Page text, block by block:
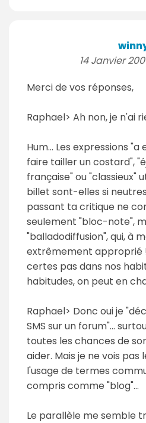
14 Janvier
Merci de vos réponses,
Raphael> Ah non, je n'ai
Hum... Les expressions
faire tailler un costard",
française" ou "classieux"
billet sont-elles si
passant ta critique ne
seulement "bloc-note",
"balladodiffusion", qui, à
extrêmement approprié
certes pas dans nos
habitudes, on peut en
Raphael> Donc oui je
SMS sur un forum"...
toutes les chances de
aider. Mais je ne vois
l'usage de termes
compris comme "blog"...
Le parallèle me semble